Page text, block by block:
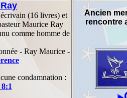
(16 livres) et
Maurice Ray
comme homme de
- Ray Maurice -
condamnation :
Ancien
rencontre